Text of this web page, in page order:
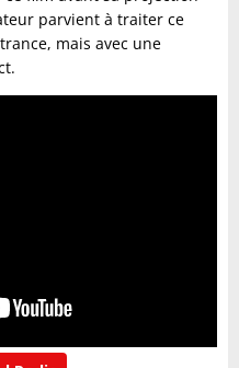
parvient à traiter ce
mais avec une